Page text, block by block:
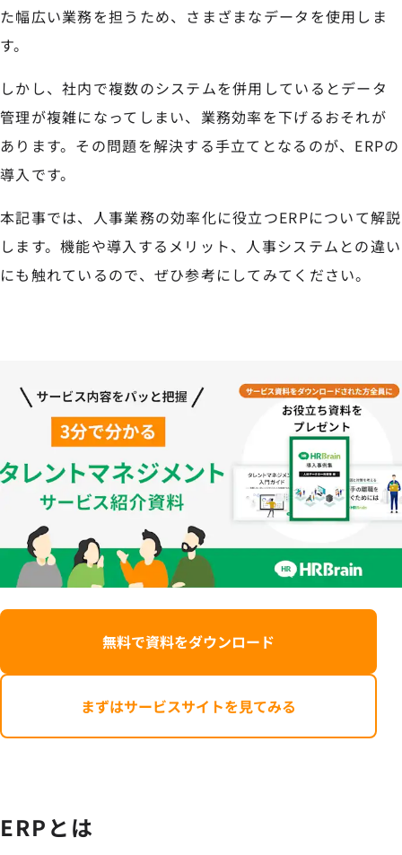
た幅広い業務を担うため、さまざまなデータを使用しま
す。
しかし、社内で複数のシステムを併用しているとデータ
管理が複雑になってしまい、業務効率を下げるおそれが
あります。その問題を解決する手立てとなるのが、ERPの
導入です。
本記事では、人事業務の効率化に役立つERPについて解説
します。機能や導入するメリット、人事システムとの違い
にも触れているので、ぜひ参考にしてみてください。
無料で資料をダウンロード
まずはサービスサイトを見てみる
ERPとは